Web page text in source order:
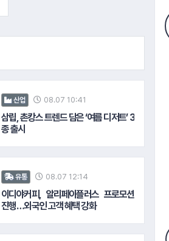
자 ▲개업 3년 이내 창업 사업자 ▲매출이 감
이 있거나, 지역경제 활성화에 기여하는 소상
산업 08.07 10:41
삼립, 촌캉스 트렌드 담은 ‘여름 디저트’ 3
종 출시
유통 08.07 12:14
이디야커피, 알리페이플러스 프로모션
진행…외국인 고객 혜택 강화
#NH농협생명